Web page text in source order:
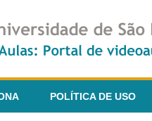
POLÍTICA DE USO